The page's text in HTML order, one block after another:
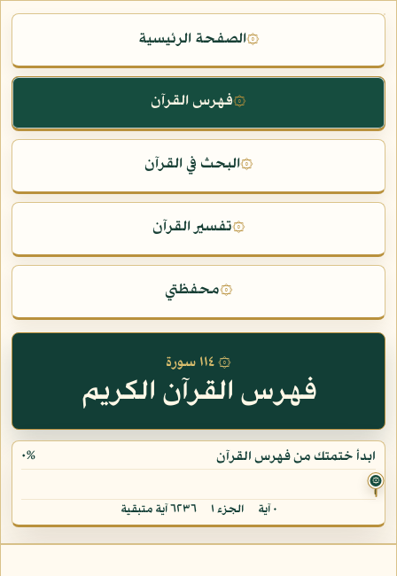
۞الصفحة الرئيسية
۞فهرس القرآن
۞البحث في القرآن
۞تفسير القرآن
۞محفظتي
۞ ١١٤ سورة
فهرس القرآن الكريم
ابدأ ختمتك من فهرس القرآن ٠%
۞
٠ آية الجزء ١ ٦٢٣٦ آية متبقية